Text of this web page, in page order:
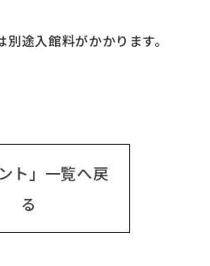
途入館料がかかります。
ト」一覧へ戻
る